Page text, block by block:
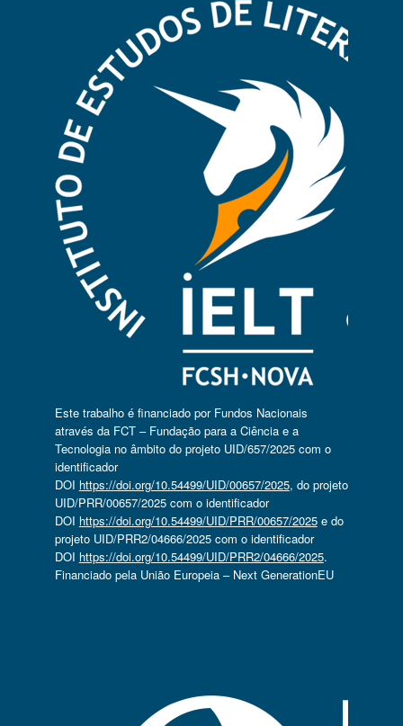
Este trabalho é financiado por Fundos Nacionais
através da FCT – Fundação para a Ciência e a
Tecnologia no âmbito do projeto UID/657/2025 com o
identificador
DOI https://doi.org/10.54499/UID/00657/2025, do projeto
UID/PRR/00657/2025 com o identificador
DOI https://doi.org/10.54499/UID/PRR/00657/2025e do
projeto UID/PRR2/04666/2025 com o identificador
DOI https://doi.org/10.54499/UID/PRR2/04666/2025.
Financiado pela União Europeia – Next GenerationEU